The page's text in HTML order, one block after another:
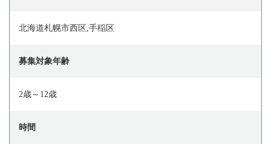
北海道札幌市西区,手稲区
募集対象年齢
2歳～12歳
時間